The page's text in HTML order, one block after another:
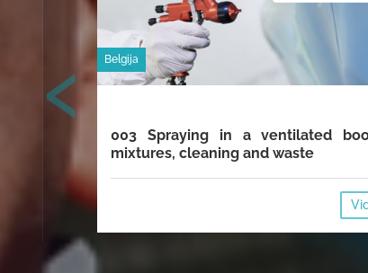
Belgija
003 Spraying in a ventilated
mixtures, cleaning and waste
‹